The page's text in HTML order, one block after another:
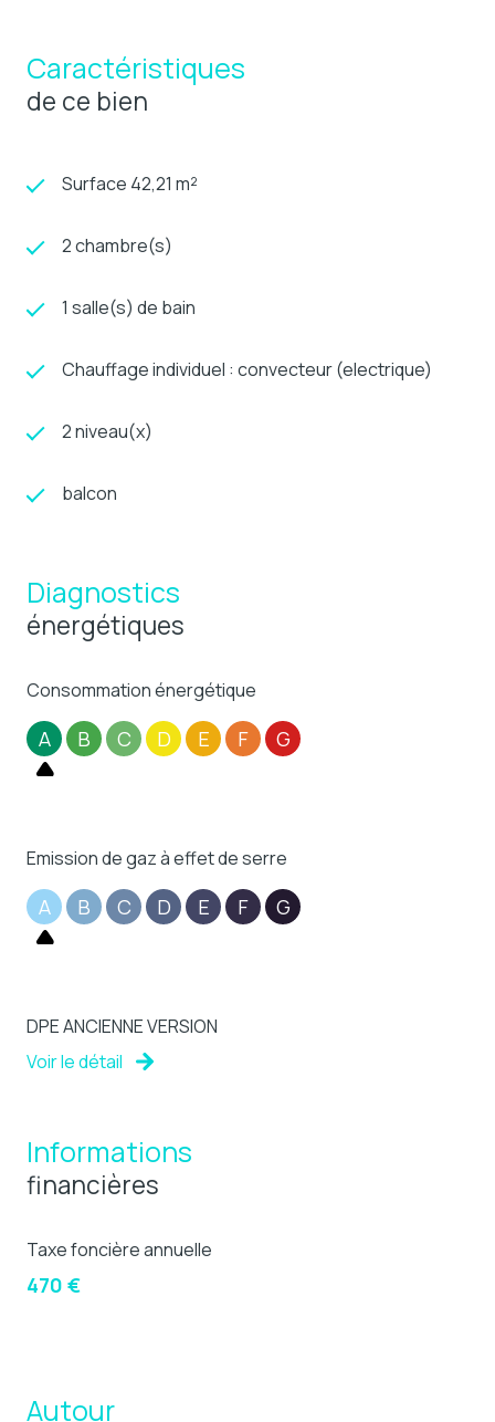
Caractéristiques
de ce bien
Surface 42,21 m²
2 chambre(s)
1 salle(s) de bain
Chauffage individuel : convecteur (electrique)
2 niveau(x)
balcon
Diagnostics
énergétiques
Consommation énergétique
A B C D E F G
Emission de gaz à effet de serre
A B C D E F G
DPE ANCIENNE VERSION
Voir le détail
Informations
financières
Taxe foncière annuelle
470 €
Autour